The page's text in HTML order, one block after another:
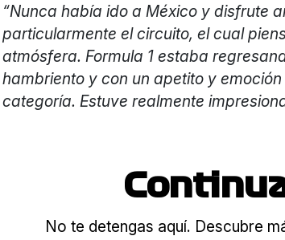
“Nunca había ido a México y disfrute
particularmente el circuito, el cual
atmósfera. Formula 1 estaba
hambriento y con un apetito y
categoría. Estuve realmente
No te detengas aquí. Descubre